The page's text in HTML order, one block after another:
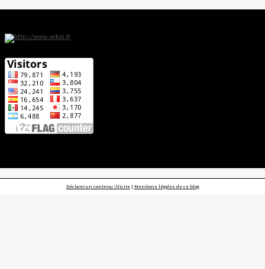
Déclarer un contenu illicite| Mentions légales de ce blog